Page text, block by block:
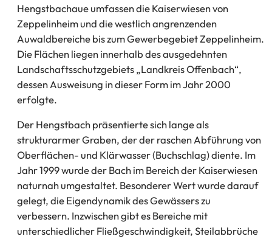
Hengstbachaue umfassen die Kaiserwiesen von
Zeppelinheim und die westlich angrenzenden
Auwaldbereiche bis zum Gewerbegebiet Zeppelinheim.
Die Flächen liegen innerhalb des ausgedehnten
Landschaftsschutzgebiets „Landkreis Offenbach“,
dessen Ausweisung in dieser Form im Jahr 2000
erfolgte.
Der Hengstbach präsentierte sich lange als
strukturarmer Graben, der der raschen Abführung von
Oberflächen- und Klärwasser (Buchschlag) diente. Im
Jahr 1999 wurde der Bach im Bereich der Kaiserwiesen
naturnah umgestaltet. Besonderer Wert wurde darauf
gelegt, die Eigendynamik des Gewässers zu
verbessern. Inzwischen gibt es Bereiche mit
unterschiedlicher Fließgeschwindigkeit, Steilabbrüche